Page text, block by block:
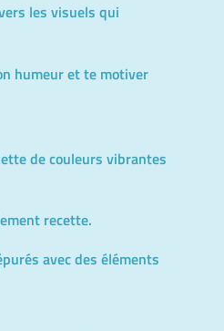
les visuels qui
humeur et te motiver
de couleurs vibrantes
recette.
avec des éléments